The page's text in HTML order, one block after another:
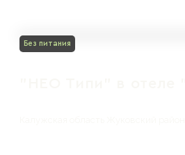
Без питания